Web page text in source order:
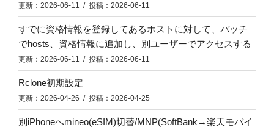
更新：2026-06-11 / 投稿：2026-06-11
すでに資格情報を登録してあるホストに対して、バッチ
でhosts、資格情報に追加し、別ユーザーでアクセスする
更新：2026-06-11 / 投稿：2026-06-11
Rclone初期設定
更新：2026-04-26 / 投稿：2026-04-25
別iPhoneへmineo(eSIM)切替/MNP(SoftBank→楽天モバイ